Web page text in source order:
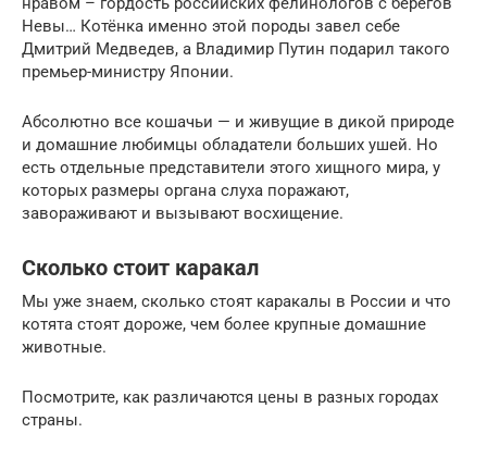
Невы… Котёнка именно этой породы завел себе
Дмитрий Медведев, а Владимир Путин подарил такого
премьер-министру Японии.
Абсолютно все кошачьи — и живущие в дикой природе
и домашние любимцы обладатели больших ушей. Но
есть отдельные представители этого хищного мира, у
которых размеры органа слуха поражают,
завораживают и вызывают восхищение.
Сколько стоит каракал
Мы уже знаем, сколько стоят каракалы в России и что
котята стоят дороже, чем более крупные домашние
животные.
Посмотрите, как различаются цены в разных городах
страны.